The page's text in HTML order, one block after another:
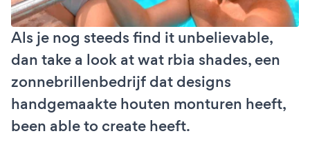
Als je nog steeds find it unbelievable,
dan take a look at wat rbia shades, een
zonnebrillenbedrijf dat designs
handgemaakte houten monturen heeft,
been able to create heeft.